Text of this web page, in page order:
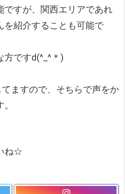
ですが、関西エリアであれ
を紹介することも可能で
方ですd(^_^＊)
ますので、そちらで声をか
ね☆